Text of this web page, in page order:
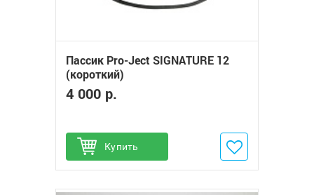
Пассик Pro-Ject SIGNATURE 12
(короткий)
4 000 р.
Купить
Добавить в избранное